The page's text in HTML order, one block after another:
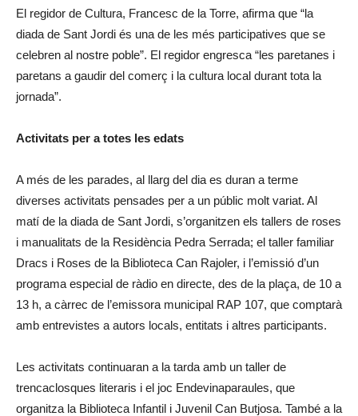
El regidor de Cultura, Francesc de la Torre, afirma que “la
diada de Sant Jordi és una de les més participatives que se
celebren al nostre poble”. El regidor engresca “les paretanes i
paretans a gaudir del comerç i la cultura local durant tota la
jornada”.
Activitats per a totes les edats
A més de les parades, al llarg del dia es duran a terme
diverses activitats pensades per a un públic molt variat. Al
matí de la diada de Sant Jordi, s’organitzen els tallers de roses
i manualitats de la Residència Pedra Serrada; el taller familiar
Dracs i Roses de la Biblioteca Can Rajoler, i l’emissió d’un
programa especial de ràdio en directe, des de la plaça, de 10 a
13 h, a càrrec de l’emissora municipal RAP 107, que comptarà
amb entrevistes a autors locals, entitats i altres participants.
Les activitats continuaran a la tarda amb un taller de
trencaclosques literaris i el joc Endevinaparaules, que
organitza la Biblioteca Infantil i Juvenil Can Butjosa. També a la